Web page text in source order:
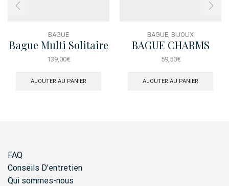
BAGUE
Bague Multi Solitaire
139,00€
AJOUTER AU PANIER
BAGUE, BIJOUX
BAGUE CHARMS
PERLES
59,50€
AJOUTER AU PANIER
FAQ
Conseils D'entretien
Qui sommes-nous